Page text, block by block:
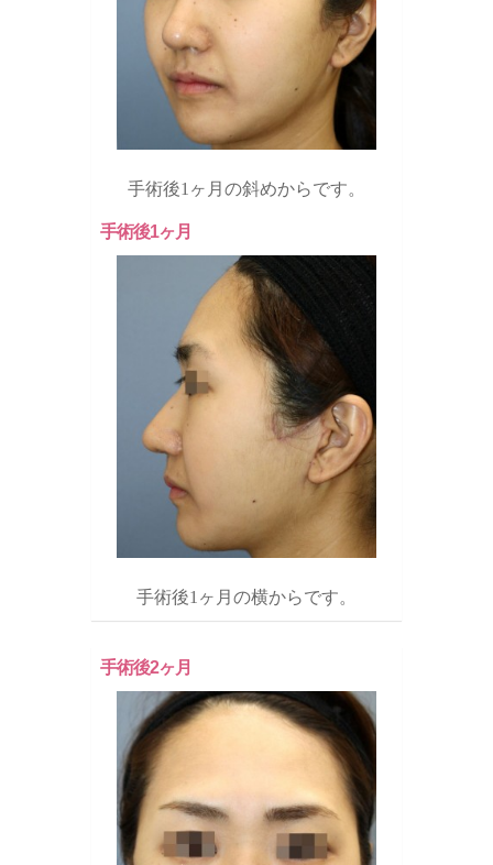
手術後1ヶ月の斜めからです。
手術後1ヶ月
手術後1ヶ月の横からです。
手術後2ヶ月